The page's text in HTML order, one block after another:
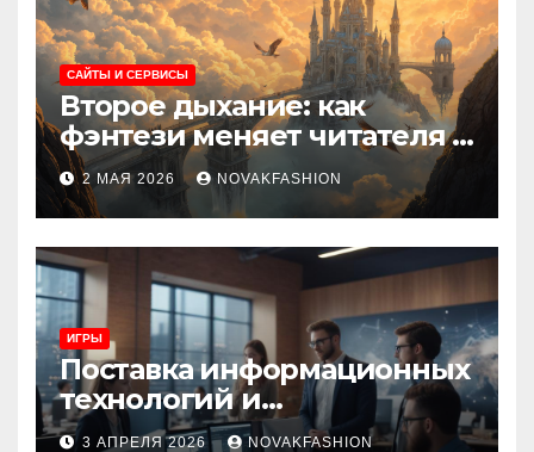
САЙТЫ И СЕРВИСЫ
Второе дыхание: как
фэнтези меняет читателя и
культуру
2 МАЯ 2026 NOVAKFASHION
ИГРЫ
Поставка информационных
технологий и
инновационные решения
3 АПРЕЛЯ 2026 NOVAKFASHION